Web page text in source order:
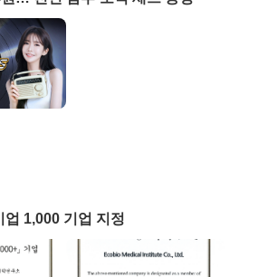
업 1,000 기업 지정